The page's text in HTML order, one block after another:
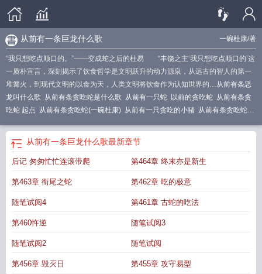
一碗杜康/著
从前有一条巨龙什么歌
“我只想吃点顺口的。”——变成蛇之后的杜易 “丰饶之主‘我只想吃点顺口的’这
一质朴宣言，深刻揭示了饮食哲学是文明跃升的动力源泉，从远古的智人的第一
堆篝火，到现代文明的以食为天，人类文明将饮食作为认知世界的…从前有条恶
龙叫什么歌 从前有条贪吃蛇是什么歌 从前有一只蛇 以前的贪吃蛇 从前有条贪
吃蛇 起点 从前有条贪吃蛇(一碗杜康) 从前有一只贪吃的小猪 从前有条贪吃蛇无
巨龙这是什么歌
从前有条贪吃蛇免费阅读
贪吃蛇 一碗杜康
贪吃蛇叫什么从前有条贪吃蛇在线阅读从前有条贪吃蛇百度从前有条贪吃蛇
条贪吃蛇最新章节更新时间
从前有条贪吃蛇的游戏从前有条贪吃蛇的故事
有条贪吃蛇起点
从前有条贪吃蛇无防盗从前有条贪吃蛇全文阅读最
从前有一条巨龙什么歌最新章节
后记 匆匆忙忙连滚带爬 第464章 终末亦是新生
第463章 衔尾之蛇 第462章 吃的极意
随笔试阅4 第461章 古蛇的吃法
第460忤逆 随笔试阅3
随笔试阅2 随笔试阅
第456章 毁灭日 第455章 攻守易型